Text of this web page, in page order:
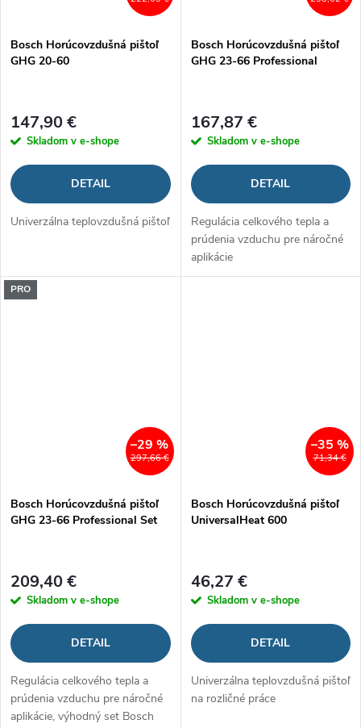
Bosch Horúcovzdušná pištoľ
GHG 20-60
147,90 €
Skladom v e-shope
DETAIL
Univerzálna teplovzdušná pištoľ
Bosch Horúcovzdušná pištoľ
GHG 23-66 Professional
167,87 €
Skladom v e-shope
DETAIL
Regulácia celkového tepla a
prúdenia vzduchu pre náročné
aplikácie
PRO
297,66 €
–29 %
Bosch Horúcovzdušná pištoľ
GHG 23-66 Professional Set
209,40 €
Skladom v e-shope
DETAIL
Regulácia celkového tepla a
prúdenia vzduchu pre náročné
aplikácie, výhodný set Bosch
71,34 €
–35 %
Bosch Horúcovzdušná pištoľ
UniversalHeat 600
46,27 €
Skladom v e-shope
DETAIL
Univerzálna teplovzdušná pištoľ
na rozličné práce